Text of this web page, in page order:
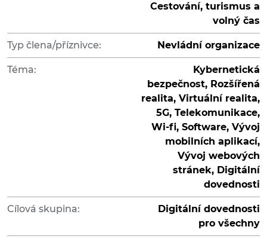
Cestování, turismus a
volný čas
Typ člena/příznivce: Nevládní organizace
Téma:
Kybernetická
bezpečnost, Rozšířená
realita, Virtuální realita,
5G, Telekomunikace,
Wi-fi, Software, Vývoj
mobilních aplikací,
Vývoj webových
stránek, Digitální
dovednosti
Cílová skupina:
Digitální dovednosti
pro všechny